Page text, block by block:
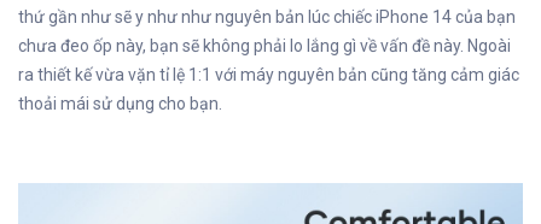
thứ gần như sẽ y như như nguyên bản lúc chiếc iPhone 14 của bạn
chưa đeo ốp này, bạn sẽ không phải lo lắng gì về vấn đề này. Ngoài
ra thiết kế vừa vặn tỉ lệ 1:1 với máy nguyên bản cũng tăng cảm giác
thoải mái sử dụng cho bạn.